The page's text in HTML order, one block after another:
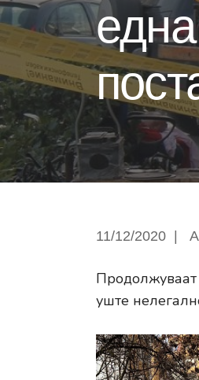
11/12/2020
Продолжуваат
уште